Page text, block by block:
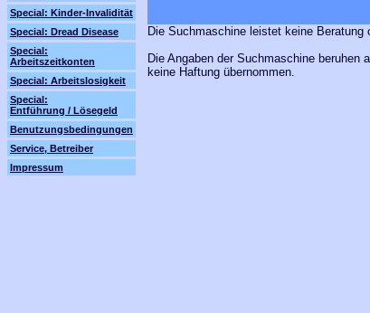
Special: Kinder-Invalidität
Special: Dread Disease
Special:
Arbeitszeitkonten
Special: Arbeitslosigkeit
Special:
Entführung / Lösegeld
Benutzungsbedingungen
Service, Betreiber
Impressum
Die Suchmaschine leistet keine
Die Angaben der Suchmaschine beruhen
keine Haftung übernommen.